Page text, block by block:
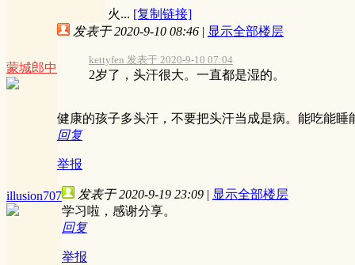
火... [复制链接]
蒙城郎中
发表于 2020-9-10 08:46 | 显示全部楼层
kettyfen 发表于 2020-9-10 07:04
2岁了，头汗很大。一直都是湿的。
健康的孩子多头汗，不要把头汗当成是病。能吃能
回复
举报
illusion707 发表于 2020-9-19 23:09 | 显示全部楼层
学习啦，感谢分享。
回复
举报